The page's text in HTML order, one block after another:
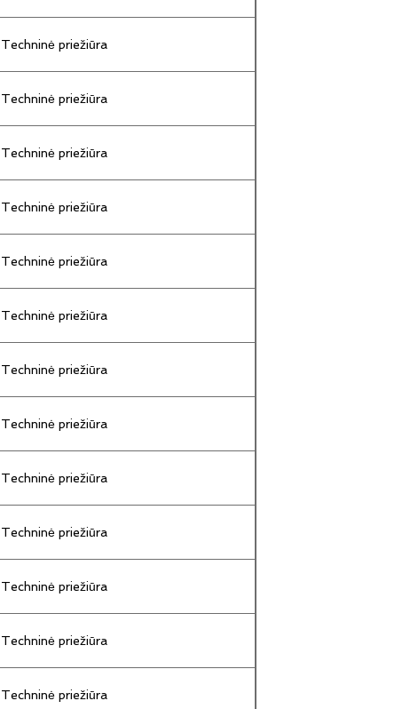
Techninė priežiūra
Techninė priežiūra
Techninė priežiūra
Techninė priežiūra
Techninė priežiūra
Techninė priežiūra
Techninė priežiūra
Techninė priežiūra
Techninė priežiūra
Techninė priežiūra
Techninė priežiūra
Techninė priežiūra
Techninė priežiūra